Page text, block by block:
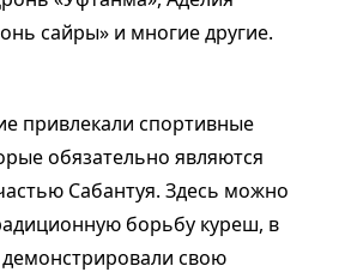
сайры» и многие другие.
привлекали спортивные
обязательно являются
Сабантуя. Здесь можно
борьбу куреш, в
свою